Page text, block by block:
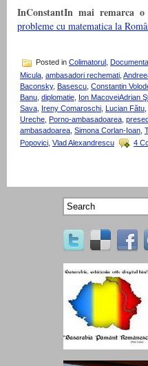
InConstantIn mai remarca
probleme cu matematica la
Posted in Colimatorul
Micula, ambasadori rechemati,
Baconsky, Basescu, Constantin
Banu, diplomatie, Ion MacoveiAdrian
Sava, Ireny Comaroschi, Lucian Fătu,
Ureche, Porno-ambasadoarea,
ambasadoarea, Simona Corlan-Ioan,
Popovici Vlad Alexandrescu 4